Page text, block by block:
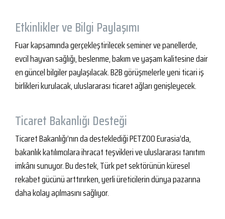
Etkinlikler ve Bilgi Paylaşımı
Fuar kapsamında gerçekleştirilecek seminer ve panellerde,
evcil hayvan sağlığı, beslenme, bakım ve yaşam kalitesine dair
en güncel bilgiler paylaşılacak. B2B görüşmelerle yeni ticari iş
birlikleri kurulacak, uluslararası ticaret ağları genişleyecek.
Ticaret Bakanlığı Desteği
Ticaret Bakanlığı’nın da desteklediği PETZOO Eurasia’da,
bakanlık katılımcılara ihracat teşvikleri ve uluslararası tanıtım
imkânı sunuyor. Bu destek, Türk pet sektörünün küresel
rekabet gücünü arttırırken, yerli üreticilerin dünya pazarına
daha kolay açılmasını sağlıyor.